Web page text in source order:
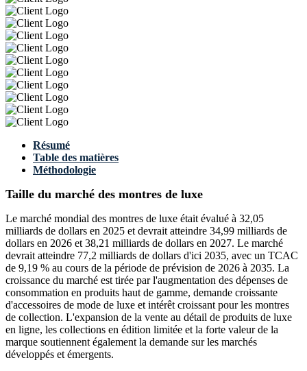
Résumé
Table des matières
Méthodologie
Taille du marché des montres de luxe
Le marché mondial des montres de luxe était évalué à 32,05
milliards de dollars en 2025 et devrait atteindre 34,99 milliards de
dollars en 2026 et 38,21 milliards de dollars en 2027. Le marché
devrait atteindre 77,2 milliards de dollars d'ici 2035, avec un TCAC
de 9,19 % au cours de la période de prévision de 2026 à 2035. La
croissance du marché est tirée par l'augmentation des dépenses de
consommation en produits haut de gamme, demande croissante
d'accessoires de mode de luxe et intérêt croissant pour les montres
de collection. L'expansion de la vente au détail de produits de luxe
en ligne, les collections en édition limitée et la forte valeur de la
marque soutiennent également la demande sur les marchés
développés et émergents.